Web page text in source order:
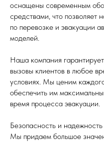
оснащены современным
средствами, что позволяет
по перевозке и эвакуации
моделей.
Наша компания
вызовы клиентов в любое
условиях. Мы ценим
обеспечить им
время процесса эвакуации.
Безопасность и
Мы придаем большое